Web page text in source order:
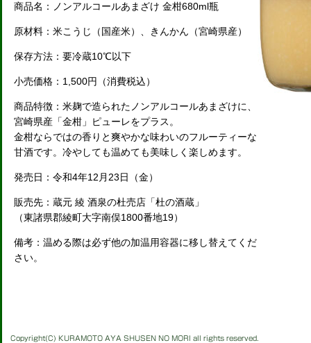
商品名：ノンアルコールあまざけ 金柑680ml瓶
原材料：米こうじ（国産米）、きんかん（宮崎県産）
保存方法：要冷蔵10℃以下
小売価格：1,500円（消費税込）
商品特徴：米麹で造られたノンアルコールあまざけに、
宮崎県産「金柑」ピューレをプラス。
金柑ならではの香りと爽やかな味わいのフルーティーな
甘酒です。冷やしても温めても美味しく楽しめます。
発売日：令和4年12月23日（金）
販売先：蔵元 綾 酒泉の杜売店「杜の酒蔵」
（東諸県郡綾町大字南俣1800番地19）
備考：温める際は必ず他の加温用容器に移し替えてくだ
さい。